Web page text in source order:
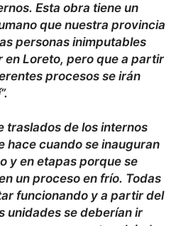
Esta obra tiene un
que nuestra provincia
personas inimputables
en Loreto, pero que a partir
procesos se irán
traslados de los internos
hace cuando se inauguran
y en etapas porque se
un proceso en frío. Todas
funcionando y a partir del
unidades se deberían ir